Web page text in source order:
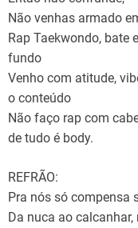
Não venhas armado
Rap Taekwondo, bate
fundo
Venho com atitude,
o conteúdo
Não faço rap com
de tudo é body.
REFRÃO:
Pra nós só compensa
Da nuca ao